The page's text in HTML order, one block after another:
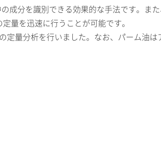
成分を識別できる効果的な手法です。ま
量を迅速に行うことが可能です。
定量分析を行いました。なお、パーム油